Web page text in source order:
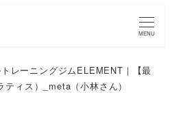
MENU
レーニングジムELEMENT｜【最
ティス）_meta（小林さん）